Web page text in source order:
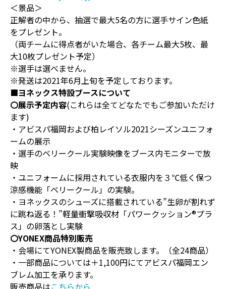
＜景品＞
正解者の中から、抽選で最大5名の方に選手サイン色紙
をプレゼント。
（両チームに得点者がいた場合、各チーム最大5枚、最
大10枚プレゼント予定）
※選手は選べません。
※発送は2021年6月上旬を予定しております。
■ヨネックス特設ブースについて
〇展示予定内容(これらは全てどなたでもご参加いただけ
ます)
・アビスパ福岡および柏レイソル2021シーズンユニフォ
ームの展示
・選手のベリークール実験映像をブース内モニターで放
映
・ユニフォームに採用されている衣服内を３℃低く保つ
涼感機能「ベリークール」の実験。
・ヨネックスのシューズに搭載されている”生卵が割れず
に跳ね返る！”軽量衝撃吸収材「パワークッション®プラ
ス」の卵落とし実験
〇YONEX商品特別販売
・会場にてYONEX製商品を販売致します。（全24商品）
・一部商品については＋1,100円にてアビスパ福岡エン
ブレム加工を承ります。